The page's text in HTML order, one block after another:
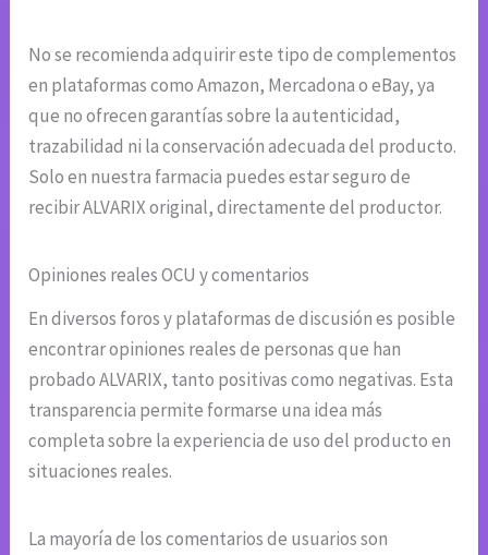
No se recomienda adquirir este tipo de complementos
en plataformas como Amazon, Mercadona o eBay, ya
que no ofrecen garantías sobre la autenticidad,
trazabilidad ni la conservación adecuada del producto.
Solo en nuestra farmacia puedes estar seguro de
recibir ALVARIX original, directamente del productor.
Opiniones reales OCU y comentarios
En diversos foros y plataformas de discusión es posible
encontrar opiniones reales de personas que han
probado ALVARIX, tanto positivas como negativas. Esta
transparencia permite formarse una idea más
completa sobre la experiencia de uso del producto en
situaciones reales.
La mayoría de los comentarios de usuarios son